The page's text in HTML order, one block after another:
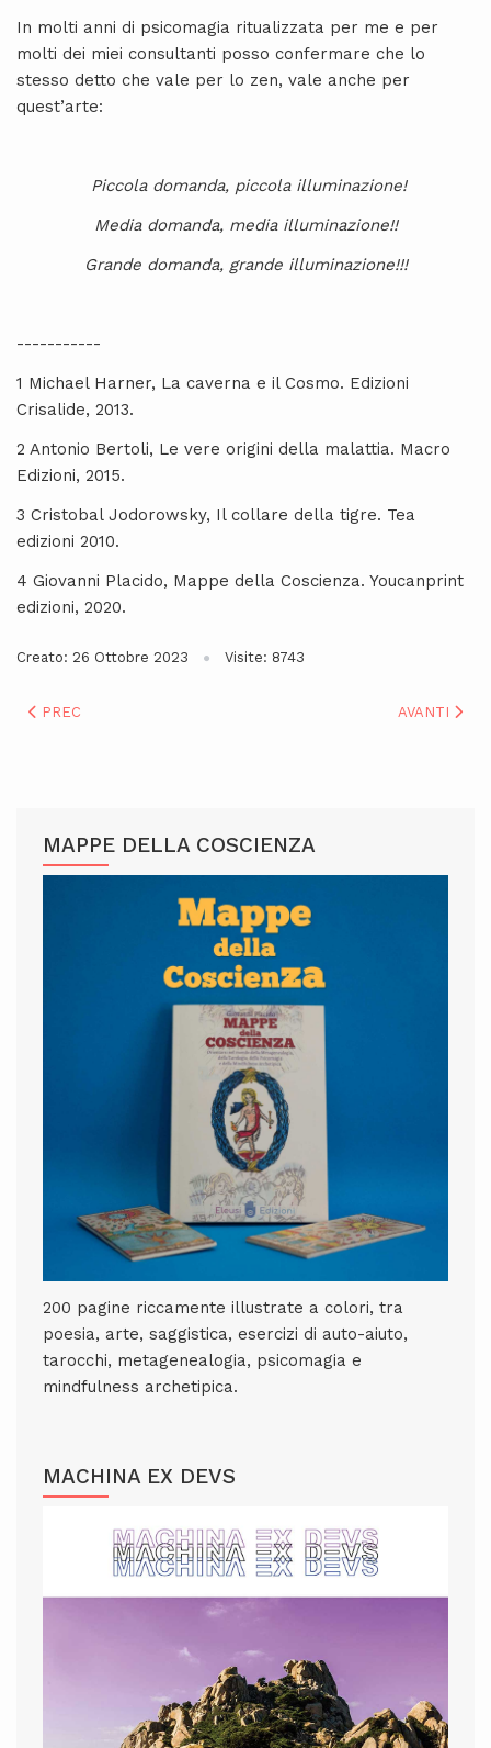
In molti anni di psicomagia ritualizzata per me e per
molti dei miei consultanti posso confermare che lo
stesso detto che vale per lo zen, vale anche per
quest’arte:
Piccola domanda, piccola illuminazione!
Media domanda, media illuminazione!!
Grande domanda, grande illuminazione!!!
-----------
1 Michael Harner, La caverna e il Cosmo. Edizioni
Crisalide, 2013.
2 Antonio Bertoli, Le vere origini della malattia. Macro
Edizioni, 2015.
3 Cristobal Jodorowsky, Il collare della tigre. Tea
edizioni 2010.
4 Giovanni Placido, Mappe della Coscienza. Youcanprint
edizioni, 2020.
Creato: 26 Ottobre 2023 Visite: 8743
ARTICOLO PRECEDENTE: L'ADULTITÀ SENTIMENTALE: DALLA
PREC ARTICOLO
AVANTI
MAPPE DELLA COSCIENZA
200 pagine riccamente illustrate a colori, tra
poesia, arte, saggistica, esercizi di auto-aiuto,
tarocchi, metagenealogia, psicomagia e
mindfulness archetipica.
MACHINA EX DEVS